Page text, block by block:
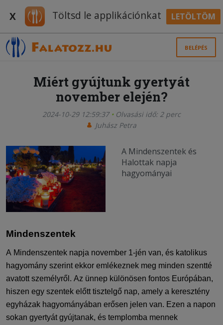
X Töltsd le applikációnkat LETÖLTÖM
BELÉPÉS
Miért gyújtunk gyertyát
november elején?
2024-10-29 12:59:37
Olvasási idő: 2 perc
Juhász Petra
A Mindenszentek és
Halottak napja
hagyományai
Mindenszentek
A Mindenszentek napja november 1-jén van, és katolikus
hagyomány szerint ekkor emlékeznek meg minden szentté
avatott személyről. Az ünnep különösen fontos Európában,
hiszen egy szentek előtt tisztelgő nap, amely a keresztény
egyházak hagyományában erősen jelen van. Ezen a napon
sokan gyertyát gyújtanak, és templomba mennek